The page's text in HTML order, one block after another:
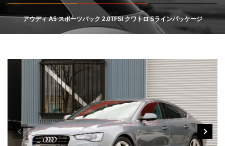
アウディ A5 スポーツバック 2.0TFSI クワトロ Sラインパッケージ